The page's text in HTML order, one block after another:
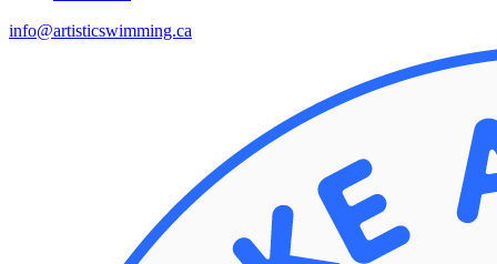
info@artisticswimming.ca